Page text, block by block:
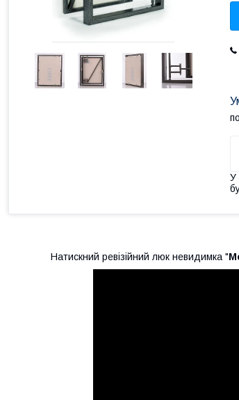
У
Натискний ревізійний люк невидимка "